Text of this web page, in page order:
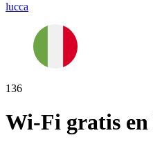
lucca
136
Wi-Fi gratis en